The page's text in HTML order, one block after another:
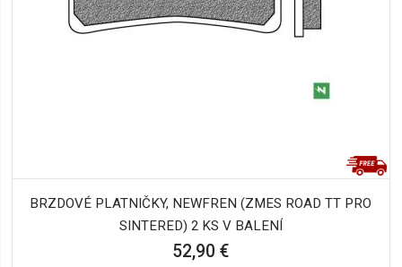
BRZDOVÉ PLATNIČKY, NEWFREN (ZMES ROAD TT PRO
SINTERED) 2 KS V BALENÍ
52,90 €